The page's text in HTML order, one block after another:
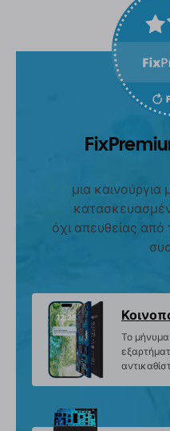
μια καινούργια
όχι απευθείας
Το